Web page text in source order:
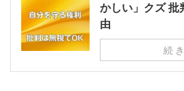
かしい」クズ 批
由
続